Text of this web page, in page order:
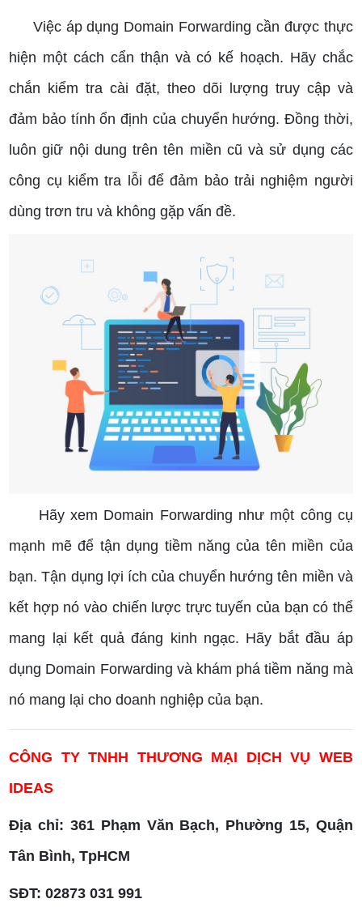
Việc áp dụng Domain Forwarding cần được thực
hiện một cách cẩn thận và có kế hoạch. Hãy chắc
chắn kiểm tra cài đặt, theo dõi lượng truy cập và
đảm bảo tính ổn định của chuyển hướng. Đồng thời,
luôn giữ nội dung trên tên miền cũ và sử dụng các
công cụ kiểm tra lỗi để đảm bảo trải nghiệm người
dùng trơn tru và không gặp vấn đề.
Hãy xem Domain Forwarding như một công cụ
mạnh mẽ để tận dụng tiềm năng của tên miền của
bạn. Tận dụng lợi ích của chuyển hướng tên miền và
kết hợp nó vào chiến lược trực tuyến của bạn có thể
mang lại kết quả đáng kinh ngạc. Hãy bắt đầu áp
dụng Domain Forwarding và khám phá tiềm năng mà
nó mang lại cho doanh nghiệp của bạn.
CÔNG TY TNHH THƯƠNG MẠI DỊCH VỤ WEB
IDEAS
Địa chỉ: 361 Phạm Văn Bạch, Phường 15, Quận
Tân Bình, TpHCM
SĐT: 02873 031 991